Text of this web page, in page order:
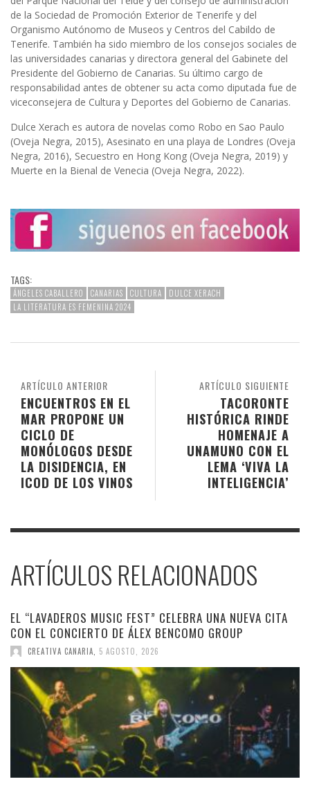
de la Sociedad de Promoción Exterior de Tenerife y del
Organismo Autónomo de Museos y Centros del Cabildo de
Tenerife. También ha sido miembro de los consejos sociales de
las universidades canarias y directora general del Gabinete del
Presidente del Gobierno de Canarias. Su último cargo de
responsabilidad antes de obtener su acta como diputada fue de
viceconsejera de Cultura y Deportes del Gobierno de Canarias.
Dulce Xerach es autora de novelas como Robo en Sao Paulo
(Oveja Negra, 2015), Asesinato en una playa de Londres (Oveja
Negra, 2016), Secuestro en Hong Kong (Oveja Negra, 2019) y
Muerte en la Bienal de Venecia (Oveja Negra, 2022).
TAGS:
ÁNGELES CABALLERO CANARIAS CULTURA
DULCE XERACH
LA LITERATURA ES FEMENINA 2024
ARTÍCULO SIGUIENTE
TACORONTE
HISTÓRICA RINDE
HOMENAJE A
UNAMUNO CON EL
LEMA ‘VIVA LA
INTELIGENCIA’
ARTÍCULO ANTERIOR
ENCUENTROS EN EL
MAR PROPONE UN
CICLO DE
MONÓLOGOS DESDE
LA DISIDENCIA, EN
ICOD DE LOS VINOS
ARTÍCULOS RELACIONADOS
EL “LAVADEROS MUSIC FEST” CELEBRA UNA NUEVA CITA
CON EL CONCIERTO DE ÁLEX BENCOMO GROUP
CREATIVA CANARIA, 5 AGOSTO, 2026